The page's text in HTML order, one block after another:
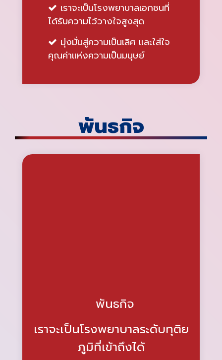
เราจะเป็นโรงพยาบาลเอกชนที่
ได้รับความไว้วางใจสูงสุด
มุ่งมั่นสู่ความเป็นเลิศ และใส่ใจ
คุณค่าแห่งความเป็นมนุษย์
พันธกิจ
พันธกิจ
เราจะเป็นโรงพยาบาลระดับทุติย
ภูมิที่เข้าถึงได้